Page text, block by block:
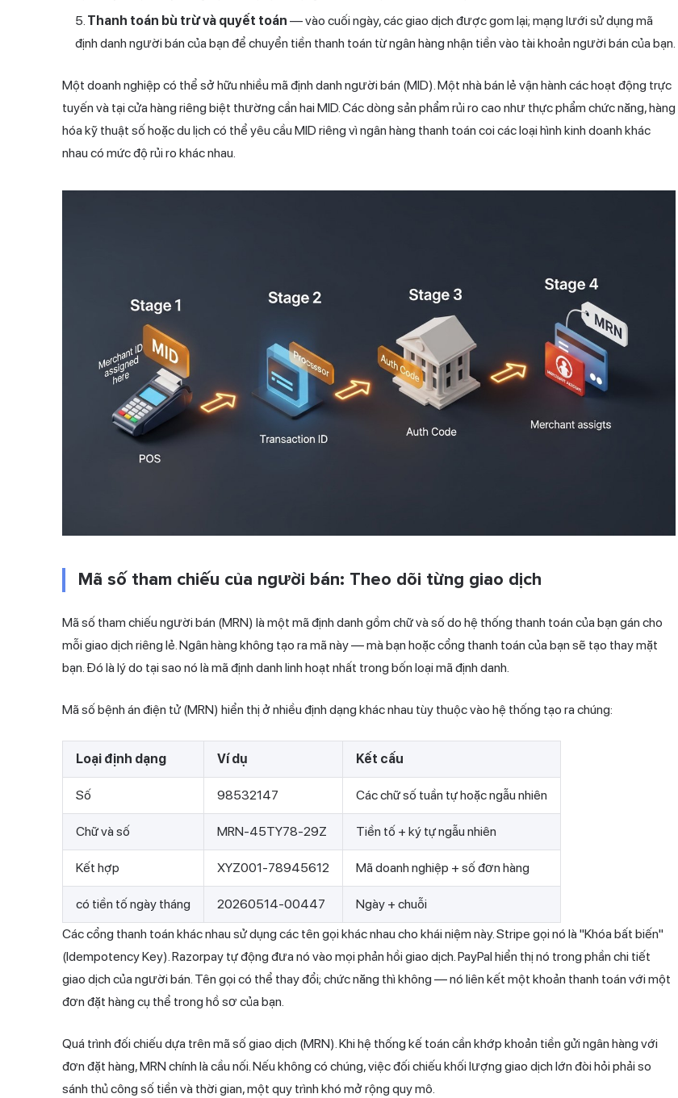
Thanh toán bù trừ và quyết toán — vào cuối ngày, các giao dịch được gom lại; mạng lưới sử dụng mã
định danh người bán của bạn để chuyển tiền thanh toán từ ngân hàng nhận tiền vào tài khoản người bán của bạn.
Một doanh nghiệp có thể sở hữu nhiều mã định danh người bán (MID). Một nhà bán lẻ vận hành các hoạt động trực
tuyến và tại cửa hàng riêng biệt thường cần hai MID. Các dòng sản phẩm rủi ro cao như thực phẩm chức năng, hàng
hóa kỹ thuật số hoặc du lịch có thể yêu cầu MID riêng vì ngân hàng thanh toán coi các loại hình kinh doanh khác
nhau có mức độ rủi ro khác nhau.
Mã số tham chiếu của người bán: Theo dõi từng giao dịch
Mã số tham chiếu người bán (MRN) là một mã định danh gồm chữ và số do hệ thống thanh toán của bạn gán cho
mỗi giao dịch riêng lẻ. Ngân hàng không tạo ra mã này — mà bạn hoặc cổng thanh toán của bạn sẽ tạo thay mặt
bạn. Đó là lý do tại sao nó là mã định danh linh hoạt nhất trong bốn loại mã định danh.
Mã số bệnh án điện tử (MRN) hiển thị ở nhiều định dạng khác nhau tùy thuộc vào hệ thống tạo ra chúng:
Loại định dạng Ví dụ Kết cấu
Số 98532147 Các chữ số tuần tự hoặc ngẫu nhiên
Chữ và số MRN-45TY78-29Z Tiền tố + ký tự ngẫu nhiên
Kết hợp XYZ001-78945612 Mã doanh nghiệp + số đơn hàng
có tiền tố ngày tháng 20260514-00447
Ngày + chuỗi
Các cổng thanh toán khác nhau sử dụng các tên gọi khác nhau cho khái niệm này. Stripe gọi nó là "Khóa bất biến"
(Idempotency Key). Razorpay tự động đưa nó vào mọi phản hồi giao dịch. PayPal hiển thị nó trong phần chi tiết
giao dịch của người bán. Tên gọi có thể thay đổi; chức năng thì không — nó liên kết một khoản thanh toán với một
đơn đặt hàng cụ thể trong hồ sơ của bạn.
Quá trình đối chiếu dựa trên mã số giao dịch (MRN). Khi hệ thống kế toán cần khớp khoản tiền gửi ngân hàng với
đơn đặt hàng, MRN chính là cầu nối. Nếu không có chúng, việc đối chiếu khối lượng giao dịch lớn đòi hỏi phải so
sánh thủ công số tiền và thời gian, một quy trình khó mở rộng quy mô.